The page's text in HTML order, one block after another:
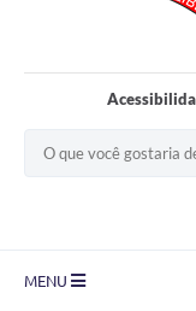
MENU